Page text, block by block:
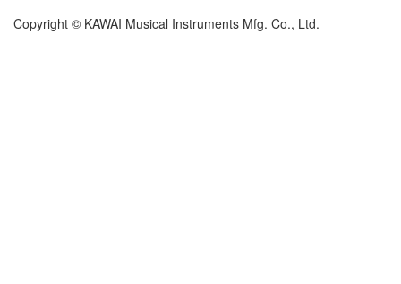
Copyright © KAWAI Musical Instruments Mfg. Co., Ltd.